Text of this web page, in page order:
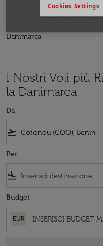
Danimarca
I Nostri Voli più
la Danimarca
Da
flight_takeoff
Per
flight_land
Budget
EUR
Cookies Settings